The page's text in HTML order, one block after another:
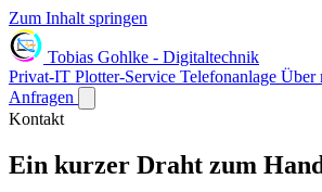
Zum Inhalt springen
Tobias Gohlke - Digitaltechnik
Privat-IT Plotter-Service Telefonanlage Über
Anfragen
Kontakt
Ein kurzer Draht zum